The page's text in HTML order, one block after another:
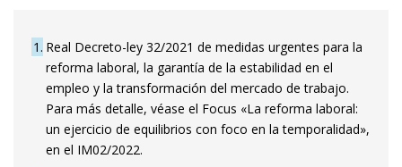
1 Real Decreto-ley 32/2021 de medidas urgentes para la
reforma laboral, la garantía de la estabilidad en el
empleo y la transformación del mercado de trabajo.
Para más detalle, véase el Focus «La reforma laboral:
un ejercicio de equilibrios con foco en la temporalidad»,
en el IM02/2022.